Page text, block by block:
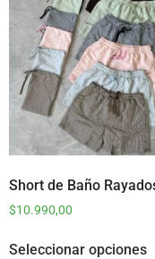
Short de Baño
$10.990,00
Seleccionar opciones